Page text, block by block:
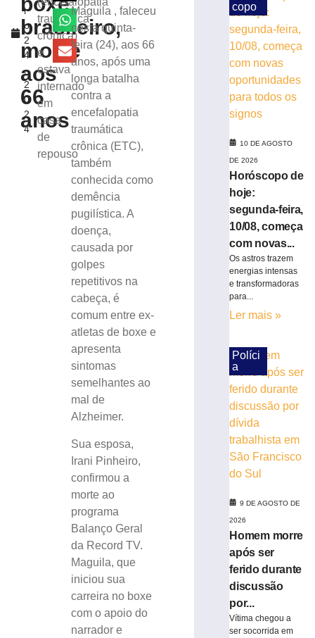
r
o
2
4
,
2
0
2
4
brasileiro,
morre
aos
66
anos
traumática
crônica)
e
estava
internado
em
casa
de
repouso
Maguila , faleceu
nesta quinta-
feira (24), aos 66
anos, após uma
longa batalha
contra a
encefalopatia
traumática
crônica (ETC),
também
conhecida como
demência
pugilística. A
doença,
causada por
golpes
repetitivos na
cabeça, é
comum entre ex-
atletas de boxe e
apresenta
sintomas
semelhantes ao
mal de
Alzheimer.
Sua esposa,
Irani Pinheiro,
confirmou a
morte ao
programa
Balanço Geral
da Record TV.
Maguila, que
iniciou sua
carreira no boxe
com o apoio do
narrador e
deixa
liderança
2026
mais
Abel
Moda
Vôlei
estreia
com
vitória
Catarinense
agosto
mais
Serra
Rio
Rastro
será
interditada
neste
sábado
copo
10 DE AGOSTO
DE 2026
Horóscopo de
hoje:
segunda-feira,
10/08, começa
com novas...
Os astros trazem
energias intensas
e transformadoras
para...
Ler mais »
Políci
a
9 DE AGOSTO DE
2026
Homem morre
após ser
ferido durante
discussão
por...
Vítima chegou a
ser socorrida em